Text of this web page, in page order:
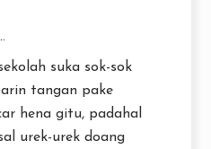
suka sok-sok
tangan pake
hena gitu, padahal
urek-urek doang